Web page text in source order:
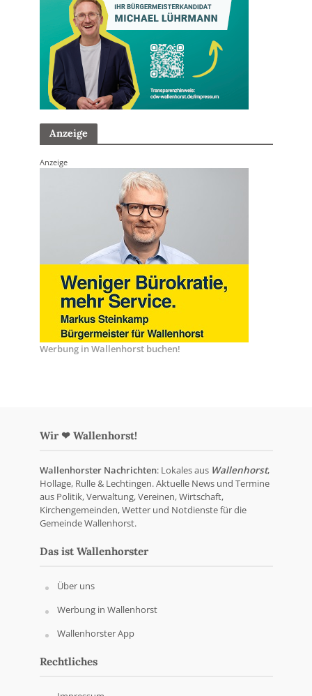
Anzeige
Anzeige
Werbung in Wallenhorst buchen!
Wir ❤ Wallenhorst!
Wallenhorster Nachrichten: Lokales aus Wallenhorst,
Hollage, Rulle & Lechtingen. Aktuelle News und Termine
aus Politik, Verwaltung, Vereinen, Wirtschaft,
Kirchengemeinden, Wetter und Notdienste für die
Gemeinde Wallenhorst.
Das ist Wallenhorster
Über uns
Werbung in Wallenhorst
Wallenhorster App
Rechtliches